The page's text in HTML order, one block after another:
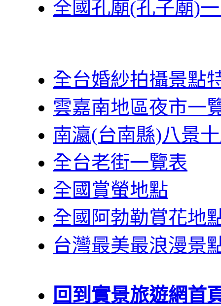
全國孔廟(孔子廟)
全台婚紗拍攝景點
雲嘉南地區夜市一
南瀛(台南縣)八景
全台老街一覽表
全國賞螢地點
全國阿勃勒賞花地
台灣最美最浪漫景
回到實景旅遊網首